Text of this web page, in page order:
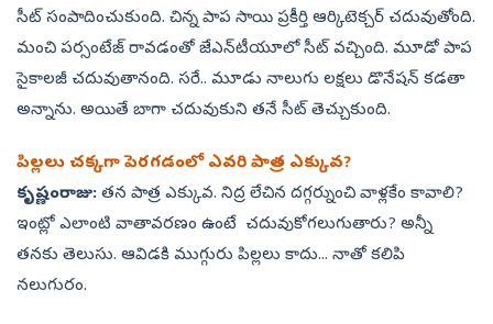
సీట్‌ సంపాదించుకుంది. చిన్న పాప సాయి ప్రకీర్తి ఆర్కిటెక్చర్‌ చదువుతోంది.
మంచి పర్సంటేజ్‌ రావడంతో జేఎన్‌టీయూలో సీట్‌ వచ్చింది. మూడో పాప
సైకాలజీ చదువుతానంది. సరే.. మూడు నాలుగు లక్షలు డొనేషన్‌ కడతా
అన్నాను. అయితే బాగా చదువుకుని తనే సీట్‌ తెచ్చుకుంది.
పిల్లలు చక్కగా పెరగడంలో ఎవరి పాత్ర ఎక్కువ?
కృష్ణంరాజు: తన పాత్ర ఎక్కువ. నిద్ర లేచిన దగ్గర్నుంచి వాళ్లకేం కావాలి?
ఇంట్లో ఎలాంటి వాతావరణం ఉంటే చదువుకోగలుగుతారు? అన్నీ
తనకు తెలుసు. ఆవిడకి ముగ్గురు పిల్లలు కాదు... నాతో కలిపి
నలుగురం.